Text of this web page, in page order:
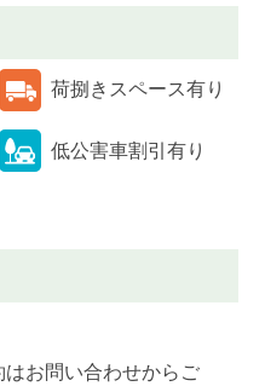
荷捌きスペース有り
低公害車割引有り
お問い合わせからご